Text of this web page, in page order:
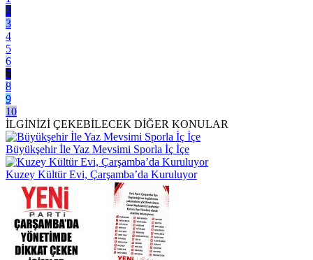
2
3
4
5
6
7
8
9
10
İLGİNİZİ ÇEKEBİLECEK DİĞER KONULAR
Büyükşehir İle Yaz Mevsimi Sporla İç İçe
Kuzey Kültür Evi, Çarşamba’da Kuruluyor